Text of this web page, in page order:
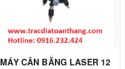
MÁY CÂN BẰNG LASER 12